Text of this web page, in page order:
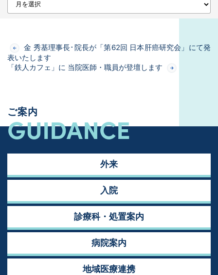
金 秀基理事長･院長が「第62回 日本肝癌研究会」にて発
表いたします
「鉄人カフェ」に 当院医師・職員が登壇します
ご案内
GUIDANCE
外来
入院
診療科・処置案内
病院案内
地域医療連携